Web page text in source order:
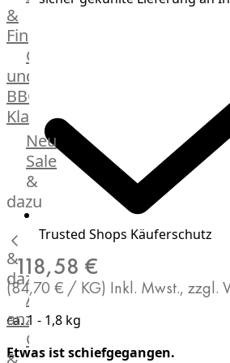
Manufaktur
Bratwurstsets
Toppings
Hackfleisch
Aufschnitt
Schinken
&
Fingerfood
Grill-
und
BBQ-
Klassiker
Beilagen
Brot
Brötchen
Brot
Burger
Buns
&
Hot
Dog
Brötchen
Desserts
Neu
Sale
&
dazu
&
dazu
Alle
anzeigen
Gewürze
Trusted Shops Käuferschutz
118,58 €
(84,70 € / KG) Inkl. Mwst., zzgl.
ca. 1 - 1,8 kg
Etwas ist schiefgegangen.